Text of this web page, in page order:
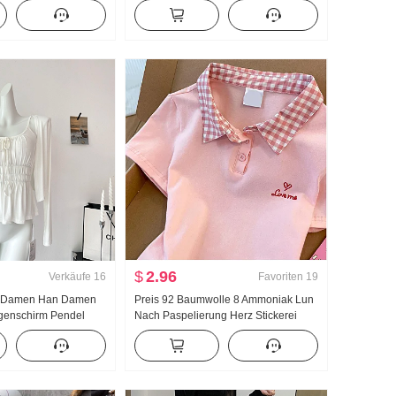
Dorn Stickerei
Top
Neu Vielseitig kombinierbar Gestreift
Freizeit Bodenlang Hose
Verkäufe 16
Han Damen
Pendel
Zwei Tragen
Damen
Träger Top
$2.96 Favoriten 19
Preis 92 Baumwolle 8 Ammoniak Lun
Nach Paspelierung Herz Stickerei
Süß Kurz Polo-Kragen T-Shirt Schlank
Petite Modisch